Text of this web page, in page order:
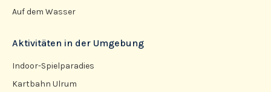
Auf dem Wasser
Aktivitäten in der Umgebung
Indoor-Spielparadies
Kartbahn Ulrum